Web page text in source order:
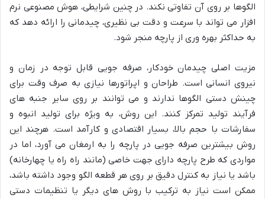
الگوها بر روی آن تفاوتی نکند. در چنین شرایطی، هوش مصنوعی نرم
افزار می تواند با سرعت و دقت بی نظیری، چیدمانی را ارائه دهد که
به حداکثر بهره وری از پارچه منجر شود.
مزیت اصلی چیدمان خودکار، صرفه جویی قابل توجه در زمان و
نیروی انسانی است. طراحان و اپراتورها نیازی به صرف وقت برای
چینش دستی الگوها ندارند و می توانند بر روی سایر جنبه های
فرآیند تولید تمرکز کنند. این روش، به ویژه برای تولید انبوه و
سفارشات با حجم بالا، بسیار اقتصادی و کارآمد است. هرچند این
روش بیشترین صرفه جویی در پارچه را به ارمغان می آورد، اما در
مواردی که طرح پارچه دارای جهت خاصی (مانند راه راه یا چهارخانه)
باشد یا نیاز به کنترل دقیق بر روی هر قطعه الگو وجود داشته باشد،
ممکن است نیاز به ترکیب با روش های دیگر یا تنظیمات دستی